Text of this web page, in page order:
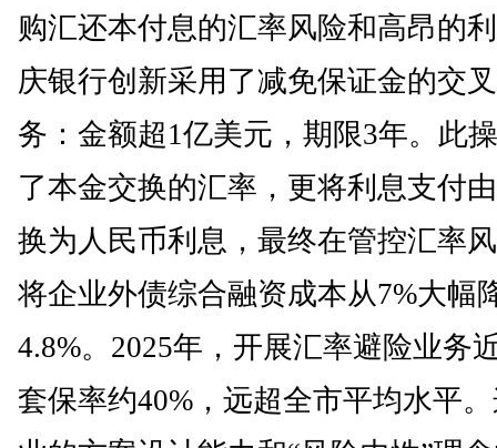
购汇还本付息的汇率风险和高昂的
庆银行创新采用了减免保证金的交
务：金额超1亿美元，期限3年。此
了本金交换的汇率，更将利息支付
换为人民币利息，最终在管控汇率
将企业外债综合融资成本从7%大幅
4.8%。2025年，开展汇率避险业务
套保率约40%，远超全市平均水平